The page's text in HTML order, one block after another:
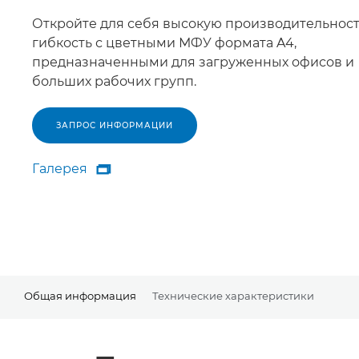
Откройте для себя высокую
гибкость с цветными МФУ формата A4,
предназначенными для загруженных офисов и
больших рабочих групп.
ЗАПРОС ИНФОРМАЦИИ
Галерея
Галерея

Общая информация Технические характеристики